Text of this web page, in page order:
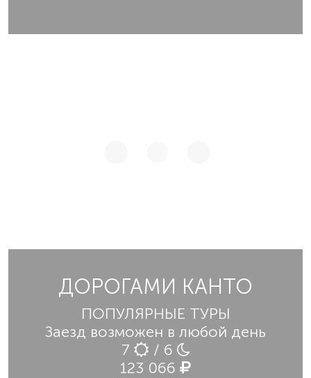
ДОРОГАМИ КАНТО
ПОПУЛЯРНЫЕ ТУРЫ
Заезд возможен в любой день
7
/ 6
123 066